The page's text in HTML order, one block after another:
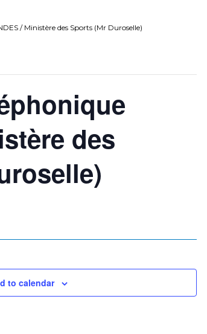
/ Ministère des Sports (Mr Duroselle)
des
to calendar